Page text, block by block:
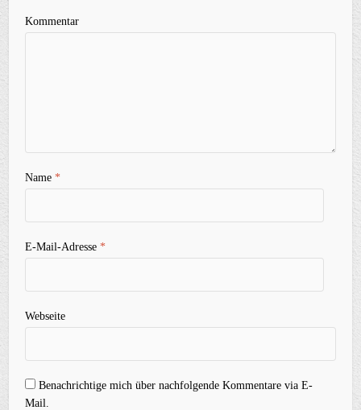
Kommentar
Name*
E-Mail-Adresse*
Webseite
Benachrichtige mich über nachfolgende Kommentare via E-
Mail.